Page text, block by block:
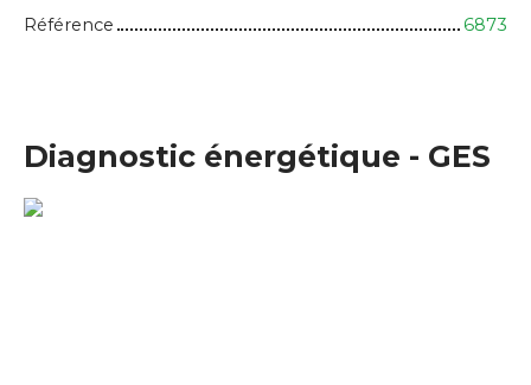
Référence
6873
Diagnostic énergétique - GES